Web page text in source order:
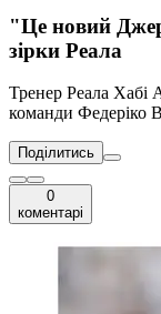
"Це новий
зірки Реала
Тренер Реала Хабі
команди Федеріко
Поділитись
0
коментарі